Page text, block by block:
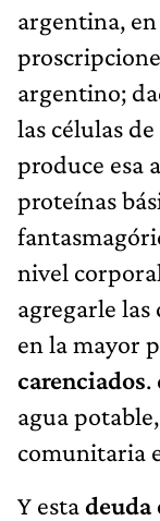
argentina, en
argentino;
las células
produce esa
proteínas
nivel
agregarle
en la mayor
carenciados.
agua
comunitaria
Y estadeuda